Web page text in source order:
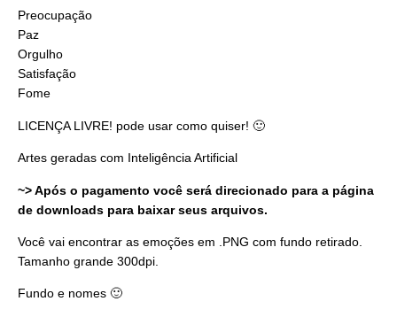
Preocupação
Paz
Orgulho
Satisfação
Fome
LICENÇA LIVRE! pode usar como quiser! 🙂
Artes geradas com Inteligência Artificial
~> Após o pagamento você será direcionado para a página
de downloads para baixar seus arquivos.
Você vai encontrar as emoções em .PNG com fundo retirado.
Tamanho grande 300dpi.
Fundo e nomes 🙂